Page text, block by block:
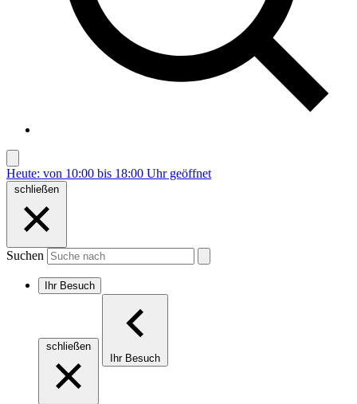
Heute: von 10:00 bis 18:00 Uhr geöffnet
schließen
Suchen
Ihr Besuch
schließen
Ihr Besuch